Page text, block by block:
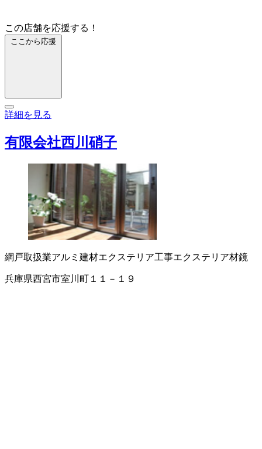
この店舗を応援する！
ここから応援
詳細を見る
有限会社西川硝子
網戸取扱業アルミ建材エクステリア工事エクステリア材鏡
兵庫県西宮市室川町１１－１９